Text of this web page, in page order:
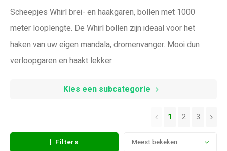
Scheepjes Whirl brei- en haakgaren, bollen met 1000
meter looplengte. De Whirl bollen zijn ideaal voor het
haken van uw eigen mandala, dromenvanger. Mooi dun
verloopgaren en haakt lekker.
Kies een subcategorie
Filters Meest bekeken
1 2 3